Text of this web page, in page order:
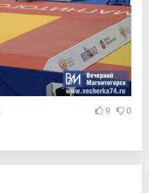
9 0